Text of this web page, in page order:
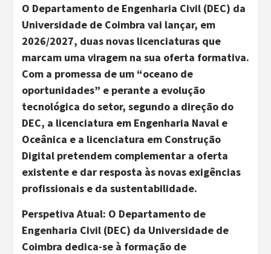
O Departamento de Engenharia Civil (DEC) da
Universidade de Coimbra vai lançar, em
2026/2027, duas novas licenciaturas que
marcam uma viragem na sua oferta formativa.
Com a promessa de um “oceano de
oportunidades” e perante a evolução
tecnológica do setor, segundo a direção do
DEC, a licenciatura em Engenharia Naval e
Oceânica e a licenciatura em Construção
Digital pretendem complementar a oferta
existente e dar resposta às novas exigências
profissionais e da sustentabilidade.
Perspetiva Atual: O Departamento de
Engenharia Civil (DEC) da Universidade de
Coimbra dedica-se à formação de